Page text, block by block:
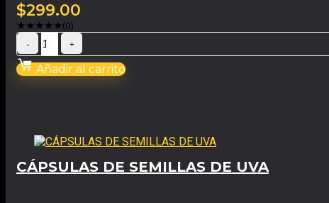
$299.00
★★★★★(0)
Añadir al carrito
CÁPSULAS DE SEMILLAS DE UVA